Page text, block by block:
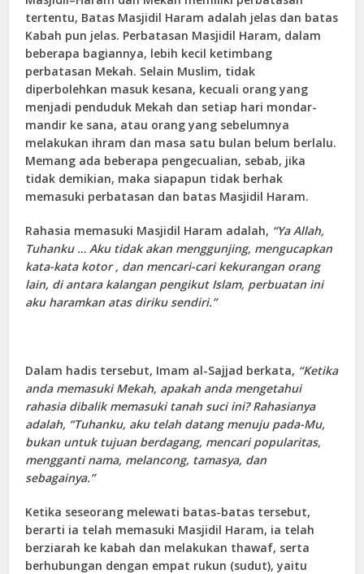
tertentu, Batas Masjidil Haram adalah jelas dan batas
Kabah pun jelas. Perbatasan Masjidil Haram, dalam
beberapa bagiannya, lebih kecil ketimbang
perbatasan Mekah. Selain Muslim, tidak
diperbolehkan masuk kesana, kecuali orang yang
menjadi penduduk Mekah dan setiap hari mondar-
mandir ke sana, atau orang yang sebelumnya
melakukan ihram dan masa satu bulan belum berlalu.
Memang ada beberapa pengecualian, sebab, jika
tidak demikian, maka siapapun tidak berhak
memasuki perbatasan dan batas Masjidil Haram.
Rahasia memasuki Masjidil Haram adalah, “Ya Allah,
Tuhanku … Aku tidak akan menggunjing, mengucapkan
kata-kata kotor , dan mencari-cari kekurangan orang
lain, di antara kalangan pengikut Islam, perbuatan ini
aku haramkan atas diriku sendiri.”
Dalam hadis tersebut, Imam al-Sajjad berkata, “Ketika
anda memasuki Mekah, apakah anda mengetahui
rahasia dibalik memasuki tanah suci ini? Rahasianya
adalah, “Tuhanku, aku telah datang menuju pada-Mu,
bukan untuk tujuan berdagang, mencari popularitas,
mengganti nama, melancong, tamasya, dan
sebagainya.”
Ketika seseorang melewati batas-batas tersebut,
berarti ia telah memasuki Masjidil Haram, ia telah
berziarah ke kabah dan melakukan thawaf, serta
berhubungan dengan empat rukun (sudut), yaitu